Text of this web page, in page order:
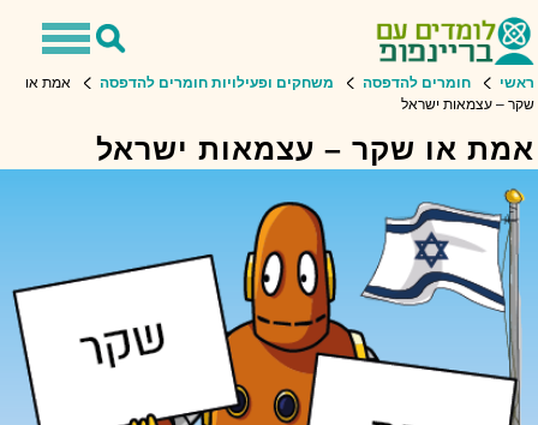
Toggle
navigationToggle
חומרים להדפסה משחקים ופעילויות חומרים להדפסה
אמת או
– עצמאות ישראל
או שקר – עצמאות ישראל